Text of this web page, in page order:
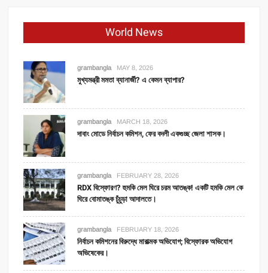
World News
grambangla MAY 8, 2026
মুখ্যমন্ত্রী মমতা ব্যানার্জী? এ কেমন ব্যাপার?
grambangla MARCH 18, 2026
দাবাং মোডে নির্বাচন কমিশন, ফের বদলী একগুচ্ছ জেলা শাসক।
grambangla FEBRUARY 28, 2026
RDX বিস্ফোরণ? হুমকি মেল ঘিরে চরম আতঙ্ক! একটি হমকি মেল কে
ঘিরে বোমাতঙ্ক চুঁচুড়া আদালতে।
grambangla FEBRUARY 18, 2026
নির্বাচন কমিশনের বিরুদ্ধে মারাত্মক অভিযোগ; বিস্ফোরক অভিযোগ
অভিষেকের।